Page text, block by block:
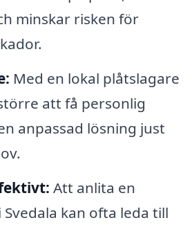
minskar risken för
Med en lokal plåtslagare
att få personlig
anpassad lösning just
Att anlita en
kan ofta leda till